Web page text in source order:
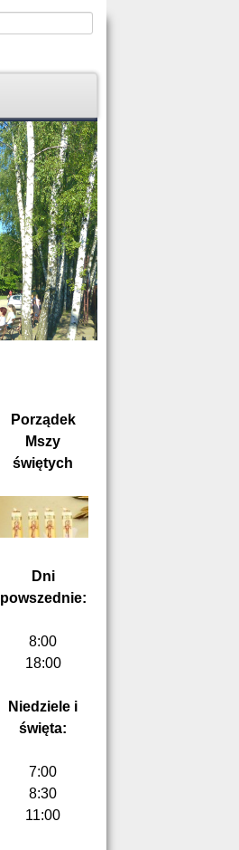
Porządek
Mszy
świętych
Dni
powszednie:
8:00
18:00
Niedziele i
święta:
7:00
8:30
11:00